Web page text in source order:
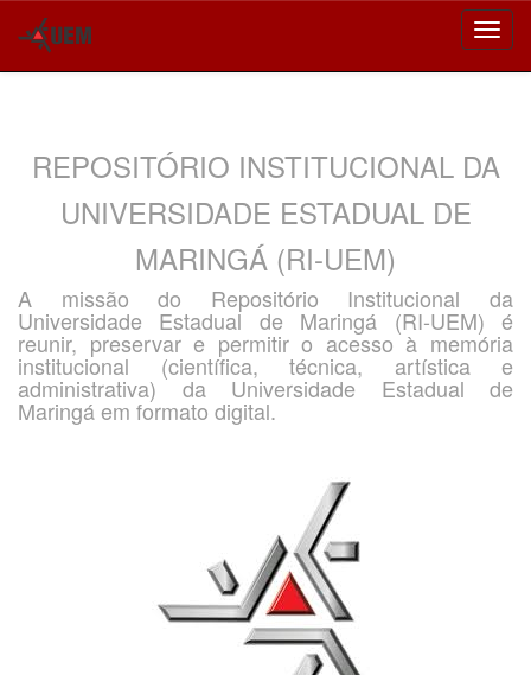
REPOSITÓRIO INSTITUCIONAL DA
UNIVERSIDADE ESTADUAL DE
MARINGÁ (RI-UEM)
A missão do Repositório Institucional da
Universidade Estadual de Maringá (RI-UEM) é
reunir, preservar e permitir o acesso à memória
institucional (científica, técnica, artística e
administrativa) da Universidade Estadual de
Maringá em formato digital.